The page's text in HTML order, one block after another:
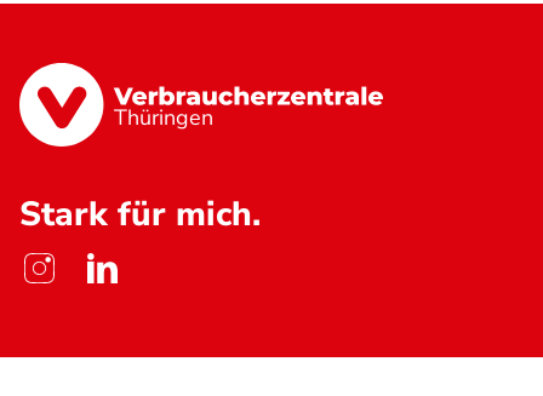
Thüringen
Stark für mich.